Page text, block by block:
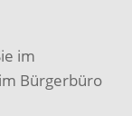
im
Bürgerbüro